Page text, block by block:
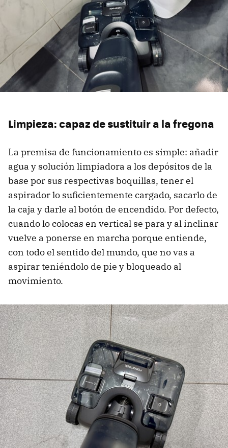
Limpieza: capaz de sustituir a la fregona
La premisa de funcionamiento es simple: añadir
agua y solución limpiadora a los depósitos de la
base por sus respectivas boquillas, tener el
aspirador lo suficientemente cargado, sacarlo de
la caja y darle al botón de encendido. Por defecto,
cuando lo colocas en vertical se para y al inclinar
vuelve a ponerse en marcha porque entiende,
con todo el sentido del mundo, que no vas a
aspirar teniéndolo de pie y bloqueado al
movimiento.